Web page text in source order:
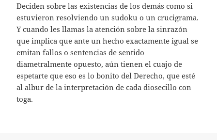
Deciden sobre las existencias de los demás como si
estuvieron resolviendo un sudoku o un crucigrama.
Y cuando les llamas la atención sobre la sinrazón
que implica que ante un hecho exactamente igual se
emitan fallos o sentencias de sentido
diametralmente opuesto, aún tienen el cuajo de
espetarte que eso es lo bonito del Derecho, que esté
al albur de la interpretación de cada diosecillo con
toga.